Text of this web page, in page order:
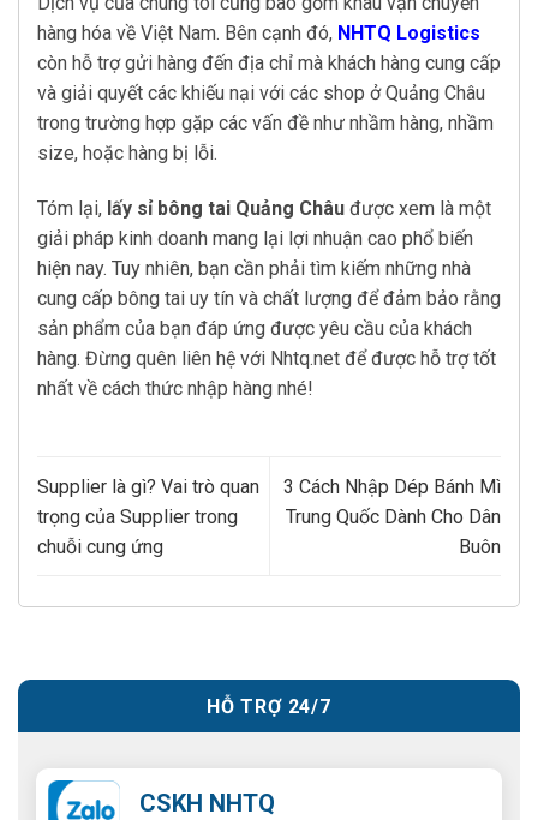
hàng hóa về Việt Nam. Bên cạnh đó, NHTQ Logistics
còn hỗ trợ gửi hàng đến địa chỉ mà khách hàng cung cấp
và giải quyết các khiếu nại với các shop ở Quảng Châu
trong trường hợp gặp các vấn đề như nhầm hàng, nhầm
size, hoặc hàng bị lỗi.
Tóm lại, lấy sỉ bông tai Quảng Châu được xem là một
giải pháp kinh doanh mang lại lợi nhuận cao phổ biến
hiện nay. Tuy nhiên, bạn cần phải tìm kiếm những nhà
cung cấp bông tai uy tín và chất lượng để đảm bảo rằng
sản phẩm của bạn đáp ứng được yêu cầu của khách
hàng. Đừng quên liên hệ với Nhtq.net để được hỗ trợ tốt
nhất về cách thức nhập hàng nhé!
Supplier là gì? Vai trò quan
trọng của Supplier trong
chuỗi cung ứng
3 Cách Nhập Dép Bánh Mì
Trung Quốc Dành Cho Dân
Buôn
HỖ TRỢ 24/7
CSKH NHTQ